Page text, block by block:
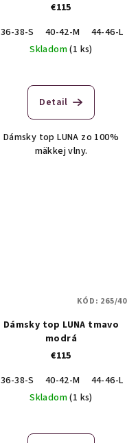
€115
36-38-S
40-42-M
44-46-L
Skladom(1 ks)
Detail
Dámsky top LUNA zo 100%
mäkkej vlny.
Dámsky top LUNA tmavo
modrá
€115
36-38-S
40-42-M
44-46-L
Skladom(1 ks)
KÓD: 265/40